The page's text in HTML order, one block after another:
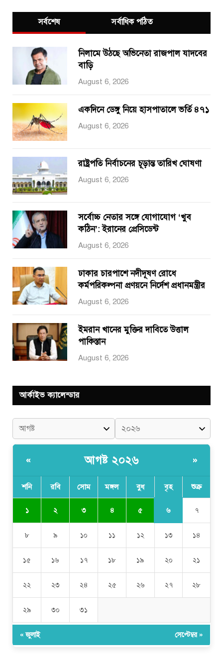
সর্বশেষ সর্বাধিক পঠিত
নিলামে উঠছে অভিনেতা রাজপাল যাদবের
বাড়ি
August 6, 2026
একদিনে ডেঙ্গু নিয়ে হাসপাতালে ভর্তি ৪৭১
August 6, 2026
রাষ্ট্রপতি নির্বাচনের চূড়ান্ত তারিখ ঘোষণা
August 6, 2026
সর্বোচ্চ নেতার সঙ্গে যোগাযোগ ‘খুব
কঠিন’: ইরানের প্রেসিডেন্ট
August 6, 2026
ঢাকার চারপাশে নদীদূষণ রোধে
কর্মপরিকল্পনা প্রণয়নে নির্দেশ প্রধানমন্ত্রীর
August 6, 2026
ইমরান খানের মুক্তির দাবিতে উত্তাল
পাকিস্তান
August 6, 2026
আর্কাইভ ক্যালেন্ডার
« আগষ্ট ২০২৬ »
শনি রবি সোম মঙ্গল বুধ বৃহ শুক্র
১ ২ ৩ ৪ ৫ ৬ ৭
৮ ৯ ১০ ১১ ১২ ১৩ ১৪
১৫ ১৬ ১৭ ১৮ ১৯ ২০ ২১
২২ ২৩ ২৪ ২৫ ২৬ ২৭ ২৮
২৯ ৩০ ৩১
« জুলাই সেপ্টেম্বর »